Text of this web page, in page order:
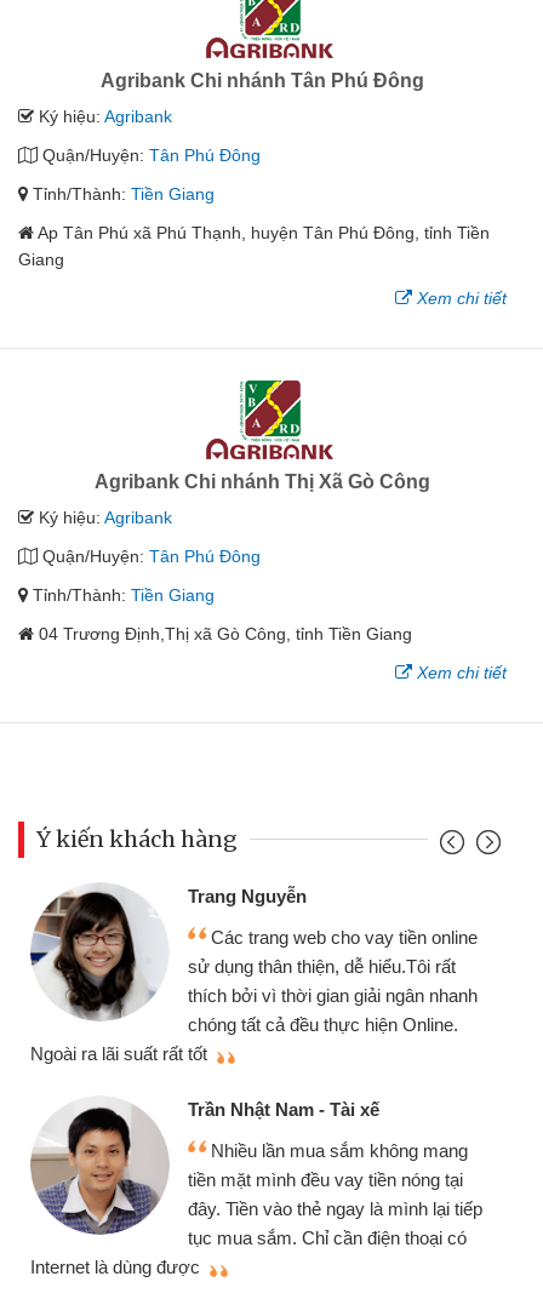
Agribank Chi nhánh Tân Phú Đông
Ký hiệu: Agribank
Quận/Huyện: Tân Phú Đông
Tỉnh/Thành: Tiền Giang
Ap Tân Phú xã Phú Thạnh, huyện Tân Phú Đông, tỉnh Tiền
Giang
Xem chi tiết
Agribank Chi nhánh Thị Xã Gò Công
Ký hiệu: Agribank
Quận/Huyện: Tân Phú Đông
Tỉnh/Thành: Tiền Giang
04 Trương Định,Thị xã Gò Công, tỉnh Tiền Giang
Xem chi tiết
Ý kiến khách hàng
Trang Nguyễn
Các trang web cho vay tiền online
sử dụng thân thiện, dễ hiểu.Tôi rất
thích bởi vì thời gian giải ngân nhanh
chóng tất cả đều thực hiện Online.
Ngoài ra lãi suất rất tốt
Trần Nhật Nam - Tài xế
Nhiều lần mua sắm không mang
tiền mặt mình đều vay tiền nóng tại
đây. Tiền vào thẻ ngay là mình lại tiếp
tục mua sắm. Chỉ cần điện thoại có
Internet là dùng được